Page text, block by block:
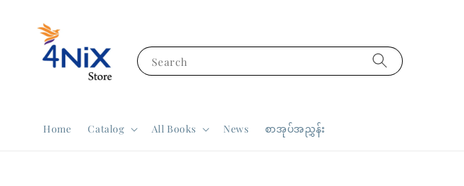
Search
Home Catalog All Books News စာအုပ်အညွှန်း